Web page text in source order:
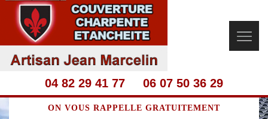
04 82 29 41 77 06 07 50 36 29
ON VOUS RAPPELLE GRATUITEMENT